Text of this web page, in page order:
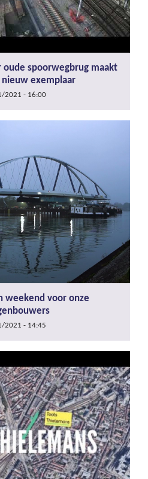
oude spoorwegbrug maakt
nieuw exemplaar
2021 - 16:00
weekend voor onze
2021 - 14:45